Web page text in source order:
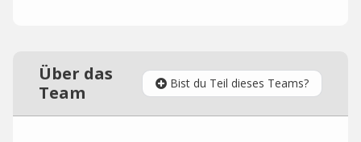
Über das
Team
Bist du Teil dieses Teams?